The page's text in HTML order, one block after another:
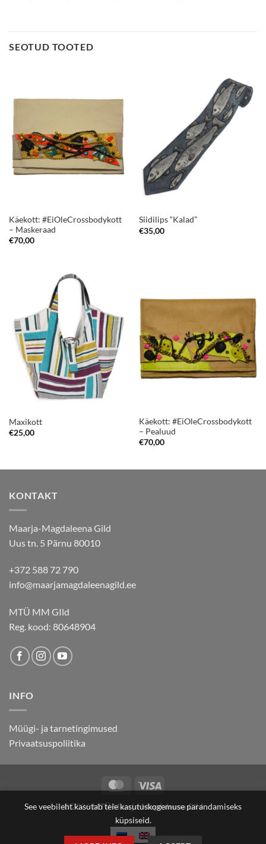
SEOTUD TOOTED
Käekott: #EiOleCrossbodykott
– Maskeraad
€70,00
Siidilips “Kalad”
€35,00
Maxikott
€25,00
Käekott: #EiOleCrossbodykott
– Pealuud
€70,00
KONTAKT
Maarja-Magdaleena Gild
Uus tn. 5 Pärnu 80010
+372 588 72 790
info@maarjamagdaleenagild.ee
MTÜ MM GIld
Reg. kood: 80648904
INFO
Müügi- ja tarnetingimused
Privaatsuspoliitika
MasterCard
© 2026MTÜ Maarja-Magdaleena Gild
See veebileht kasutab teie kasutuskogemuse parandamiseks
küpsiseid.